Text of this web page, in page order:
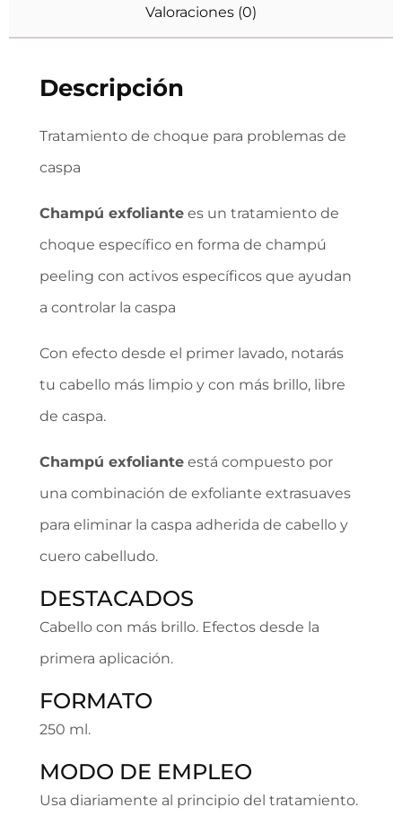
Valoraciones (0)
Descripción
Tratamiento de choque para problemas de
caspa
Champú exfoliante es un tratamiento de
choque específico en forma de champú
peeling con activos específicos que ayudan
a controlar la caspa
Con efecto desde el primer lavado, notarás
tu cabello más limpio y con más brillo, libre
de caspa.
Champú exfoliante está compuesto por
una combinación de exfoliante extrasuaves
para eliminar la caspa adherida de cabello y
cuero cabelludo.
DESTACADOS
Cabello con más brillo. Efectos desde la
primera aplicación.
FORMATO
250 ml.
MODO DE EMPLEO
Usa diariamente al principio del tratamiento.